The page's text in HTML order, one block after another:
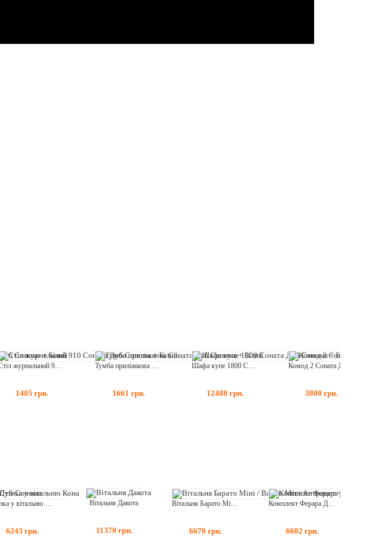
1405 грн. 1661 грн.
Шафа купе 1800 Соната Дуб Сонома + Білий
12488 грн. 3800 грн.
6243 грн.
Вітальня Дакота
11370 грн. 6670 грн.
Комплект Ферара Дуб Апріл + Андерсон Пайн
6602 грн.